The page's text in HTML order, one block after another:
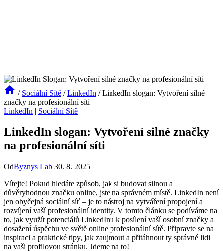
/ Sociální Sítě / LinkedIn / LinkedIn slogan: Vytvoření silné
značky na profesionální síti
LinkedIn | Sociální Sítě
LinkedIn slogan: Vytvoření silné značky
na profesionální síti
OdByznys Lab 30. 8. 2025
Vítejte! Pokud hledáte způsob, jak si budovat silnou a
důvěryhodnou značku online, jste na správném místě. LinkedIn není
jen obyčejná sociální síť – je to nástroj na vytváření propojení a
rozvíjení vaší profesionální identity. V tomto článku se podíváme na
to, jak využít potenciálů LinkedInu k posílení vaší osobní značky a
dosažení úspěchu ve světě online profesionální sítě. Připravte se na
inspiraci a praktické tipy, jak zaujmout a přitáhnout ty správné lidi
na vaši profilovou stránku. Jdeme na to!